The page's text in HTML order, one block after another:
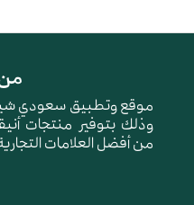
موقع وتطبيق سعودي
وذلك بتوفير منتجات
من أفضل العلامات